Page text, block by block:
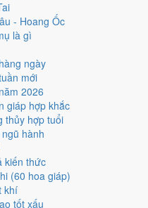
- Hoang Ốc
là gì
ngày
mới
2026
giáp hợp khắc
thủy hợp tuổi
hành
kiến thức
(60 hoa giáp)
khí
tốt xấu
ngược.
ngày; tuổi
2026 tốt hay
10
đạo nên điểm từng việc chênh
hôn